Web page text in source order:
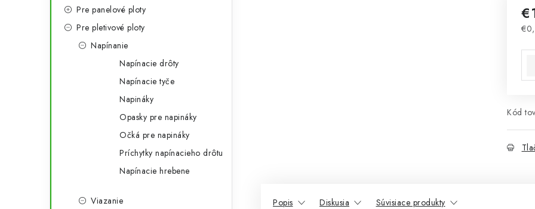
Pre panelové ploty
Pre pletivové ploty
Napínanie
Napínacie drôty
Napínacie tyče
Napináky
Opasky pre napináky
Očká pre napináky
Príchytky napínacieho drôtu
Napínacie hrebene
Viazanie
Kód
Popis Diskusia Súvisiace produkty